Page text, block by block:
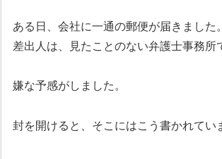
ある日、会社に一通の郵便が届きました。
差出人は、見たことのない弁護士事務所
嫌な予感がしました。
封を開けると、そこにはこう書かれてい